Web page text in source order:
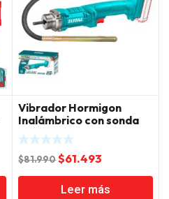
Vibrador Hormigon
Inalámbrico con sonda
20V Total
$81.990El
precio
original
$61.493
precio
actual
Leer más